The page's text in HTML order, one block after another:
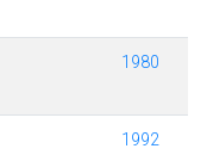
1980
1992